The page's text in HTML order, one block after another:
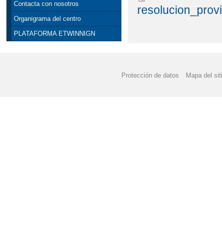
JORNADAS DE
VIDEO TUTORIAL
Contacta con nosotros
Organigrama del centro
PLATAFORMA ETWINNIGN
Protección de datos Mapa del